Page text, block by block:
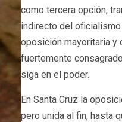
como tercera opción,
indirecto del
oposición mayoritaria y
fuertemente
siga en el poder.
En Santa Cruz la
pero unida al fin, hasta